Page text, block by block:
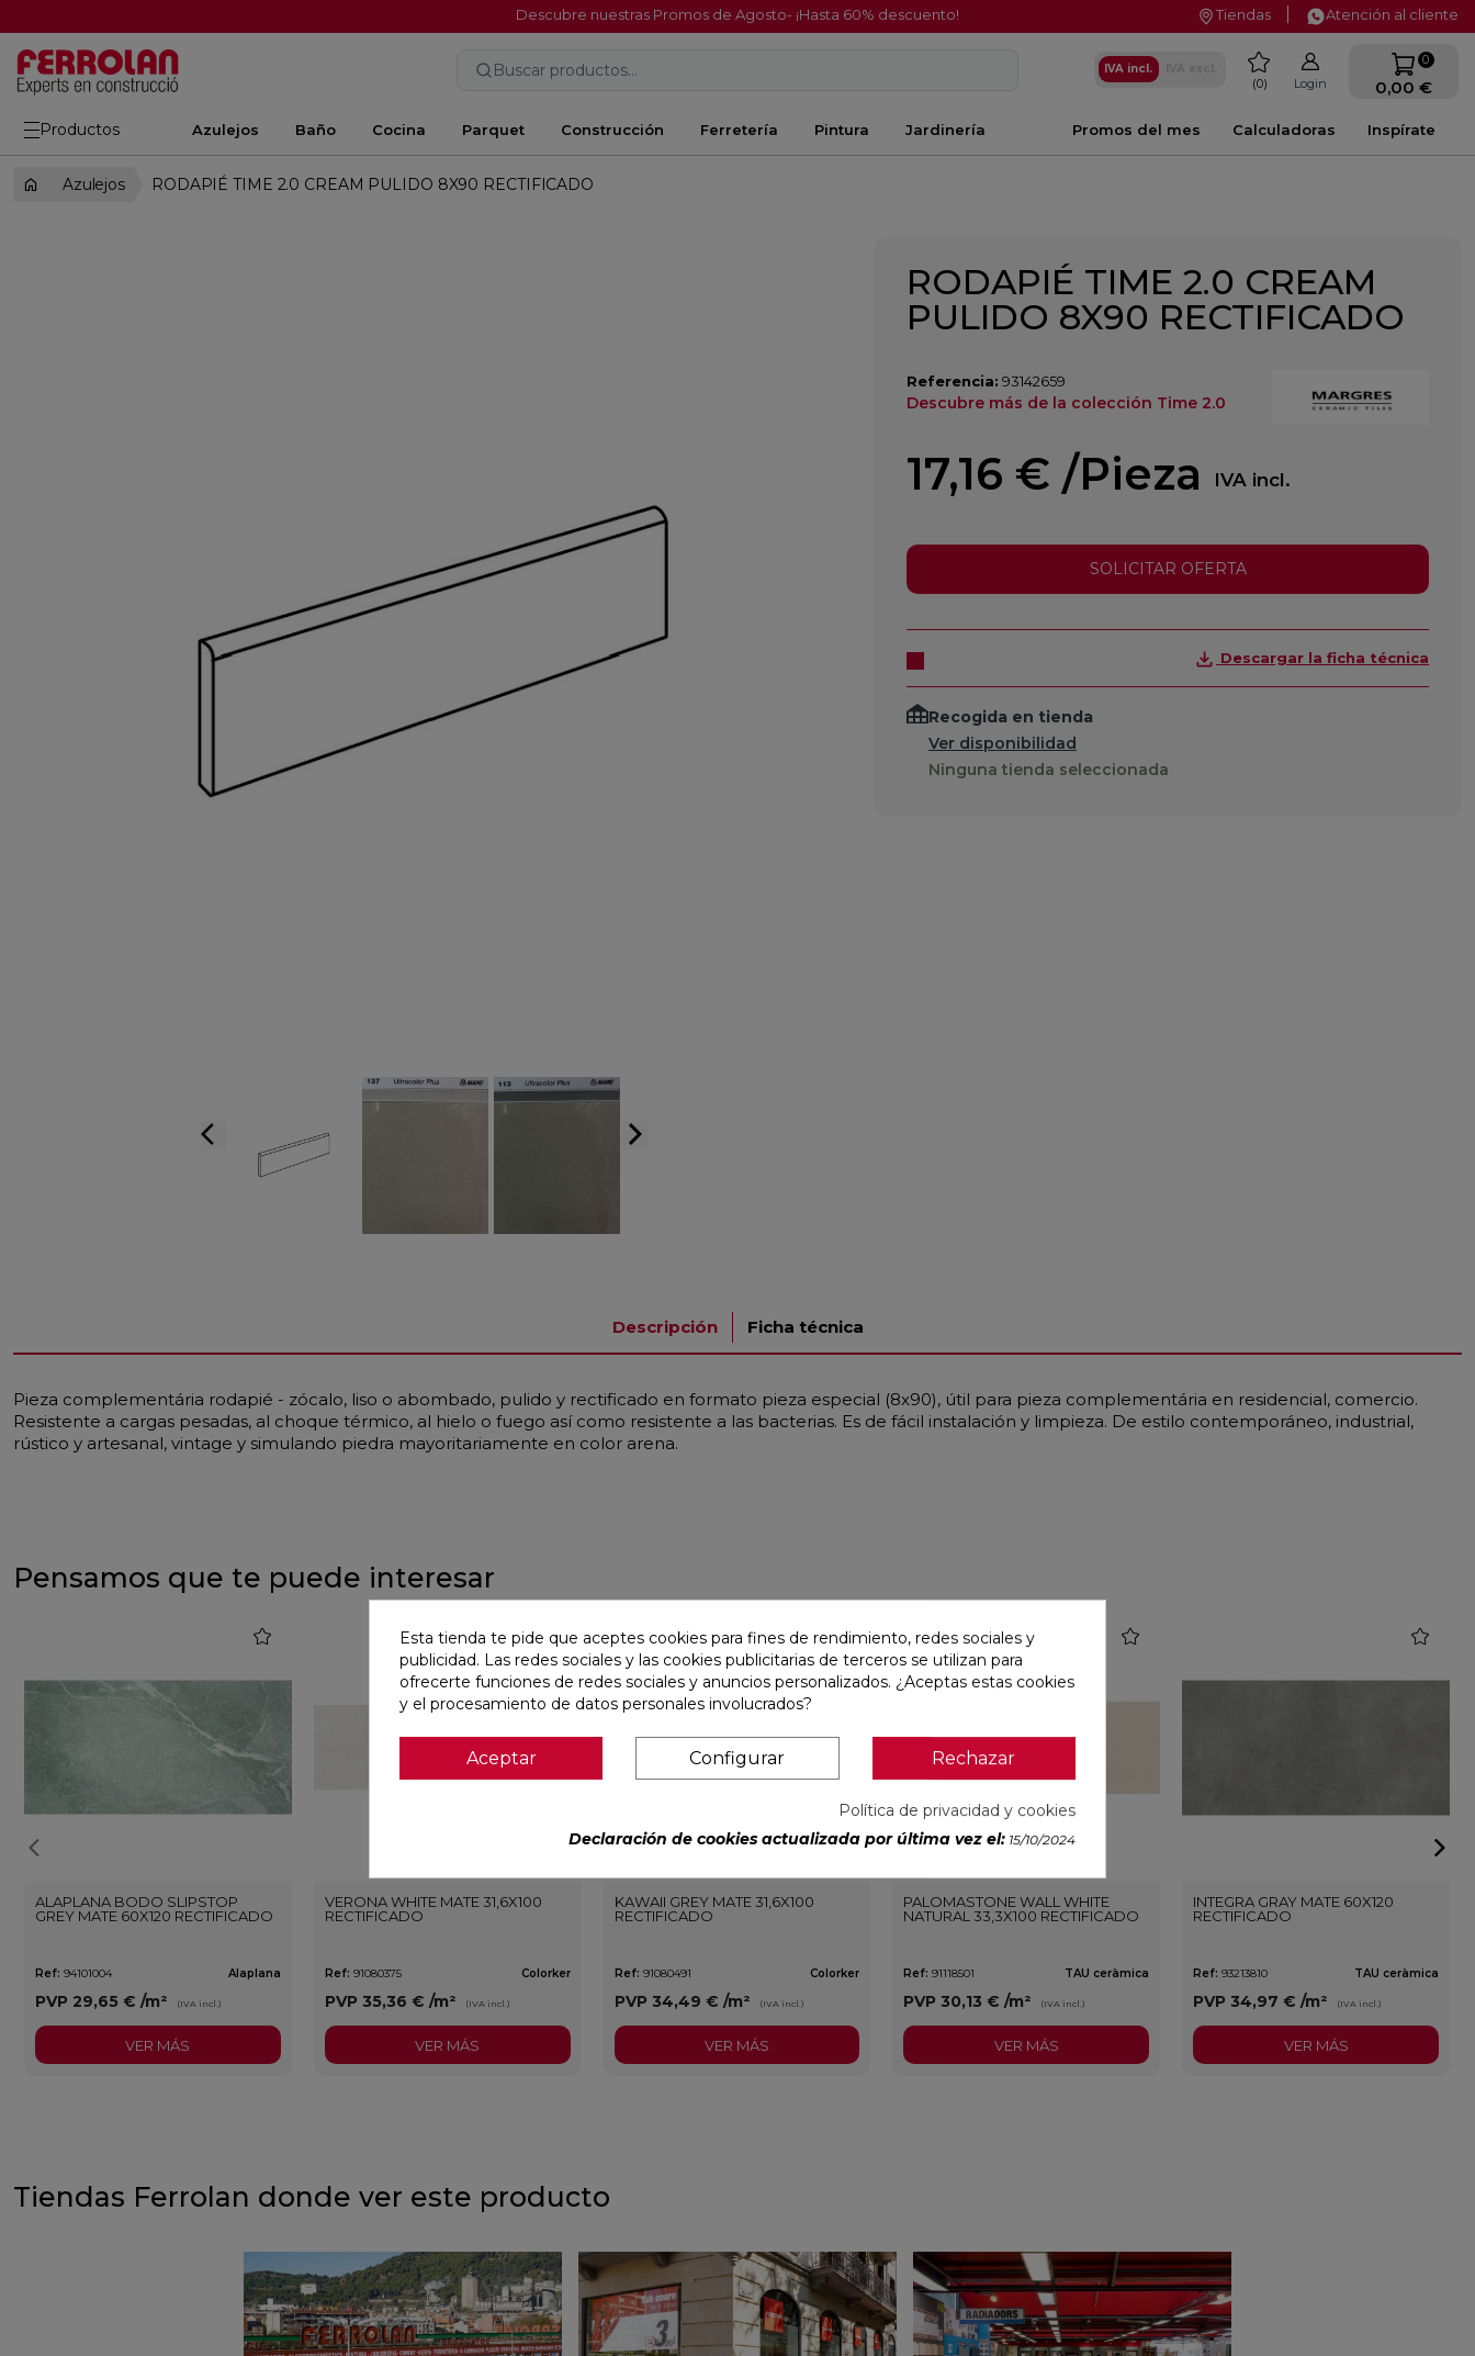
Descubre nuestras Promos de Agosto- ¡Hasta 60% descuento! Tiendas Atención al cliente
Buscar productos... IVA incl. favorite
0 Login
0
0,00 €
Productos Azulejos Baño Cocina Parquet Construcción Ferretería Pintura Jardinería Inspírate
Calculadoras
Promos del mes
Azulejos RODAPIÉ TIME 2.0 CREAM PULIDO 8X90 RECTIFICADO
arrow_back_ios arrow_forward_ios
RODAPIÉ TIME 2.0 CREAM
PULIDO 8X90 RECTIFICADO
Referencia: 93142659
Descubre más de la colección Time 2.0
17,16 € /Pieza IVA incl.
SOLICITAR OFERTA
Descargar la ficha técnica
Recogida en tienda
Ver disponibilidad
Ninguna tienda seleccionada
Descripción Ficha técnica
Pieza complementária rodapié - zócalo, liso o abombado, pulido y rectificado en formato pieza especial (8x90), útil para pieza complementária en residencial, comercio.
Resistente a cargas pesadas, al choque térmico, al hielo o fuego así como resistente a las bacterias. Es de fácil instalación y limpieza. De estilo contemporáneo, industrial,
rústico y artesanal, vintage y simulando piedra mayoritariamente en color arena.
Pensamos que te puede interesar
ALAPLANA BODO SLIPSTOP
GREY MATE 60X120 RECTIFICADO
Ref: 94101004 Alaplana
PVP 29,65 € /m² (IVA incl.)
favorite
VER MÁS
VERONA WHITE MATE 31,6X100
RECTIFICADO
Ref: 91080375 Colorker
PVP 35,36 € /m² (IVA incl.)
favorite
VER MÁS
KAWAII GREY MATE 31,6X100
RECTIFICADO
Ref: 91080491 Colorker
PVP 34,49 € /m² (IVA incl.)
favorite
VER MÁS
PALOMASTONE WALL WHITE
NATURAL 33,3X100 RECTIFICADO
Ref: 91118501 TAU ceràmica
PVP 30,13 €/m² (IVA incl.)
VER MÁS
INTEGRA GRAY MATE 60X120
RECTIFICADO
Ref: 93213810 TAU ceràmica
PVP 34,97 €/m² (IVA incl.)
favorite
VER MÁS
Tiendas Ferrolan donde ver este producto
Esta tienda te pide que aceptes cookies para fines de rendimiento, redes sociales y
publicidad. Las redes sociales y las cookies publicitarias de terceros se utilizan para
ofrecerte funciones de redes sociales y anuncios personalizados. ¿Aceptas estas cookies
y el procesamiento de datos personales involucrados?
Aceptar Configurar Rechazar
Política de privacidad y cookies
Declaración de cookies actualizada por última vez el: 15/10/2024